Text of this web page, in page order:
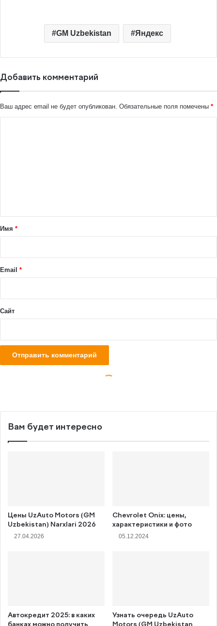
Вам будет интересно
Цены UzAuto Motors (GM
Uzbekistan) Narxlari 2026
27.04.2026
Chevrolet Onix: цены,
характеристики и фото
05.12.2024
Автокредит 2025: в каких
банках можно получить
Узнать очередь UzAuto
Motors (GM Uzbekistan